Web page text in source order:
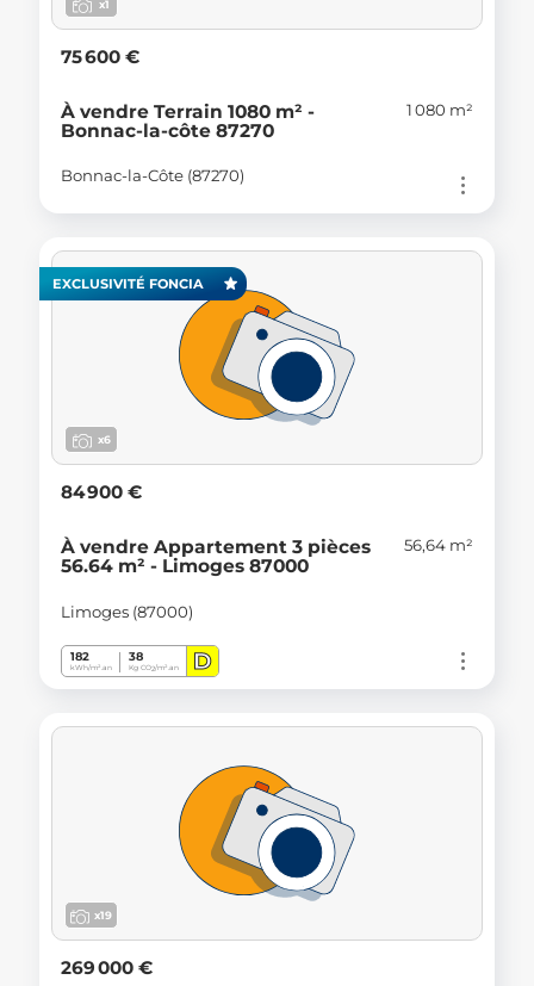
x1
75 600 €
À vendre Terrain 1080 m² -
Bonnac-la-côte 87270
1 080 m²
Bonnac-la-Côte (87270)
EXCLUSIVITÉ FONCIA
x6
84 900 €
À vendre Appartement 3 pièces
56.64 m² - Limoges 87000
56,64 m²
Limoges (87000)
182
kWh/m².an
38
Kg CO2/m².an D
x19
269 000 €